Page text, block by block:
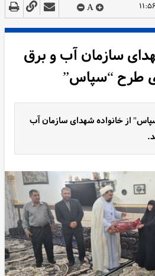
A
سازمان آب و برق
طرح “سپاس”
از خانواده شهدای سازمان آب